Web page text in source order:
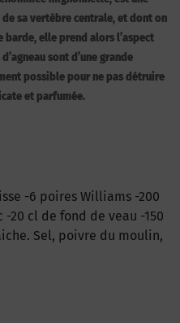
sa vertèbre centrale, et dont on
barde, elle prend alors l’aspect
sont d’une grande
possible pour ne pas détruire
et parfumée.
-6 poires Williams -200
20 cl de fond de veau -150
Sel, poivre du moulin,